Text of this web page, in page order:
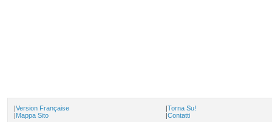
|Version Française
|Mappa Sito
|Torna Su!
|Contatti